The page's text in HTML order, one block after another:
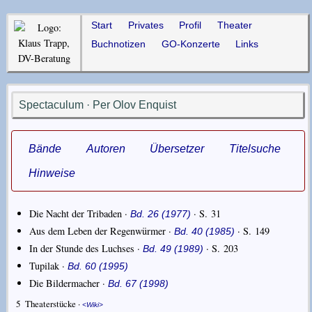
Start Privates Profil
Theater
Buchnotizen
GO-Konzerte Links
Spectaculum · Per Olov Enquist
Bände Autoren Übersetzer Titelsuche
Hinweise
Die Nacht der Tribaden ·Bd. 26 (1977) · S. 31
Aus dem Leben der Regenwürmer ·Bd. 40 (1985) · S. 149
In der Stunde des Luchses ·Bd. 49 (1989) · S. 203
Tupilak ·Bd. 60 (1995)
Die Bildermacher ·Bd. 67 (1998)
5Theaterstücke · Wiki